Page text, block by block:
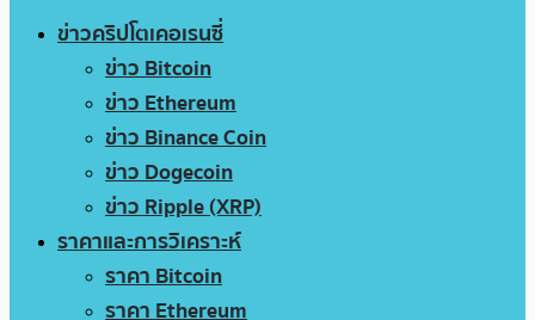
ข่าวคริปโตเคอเรนซี่
ข่าว Bitcoin
ข่าว Ethereum
ข่าว Binance Coin
ข่าว Dogecoin
ข่าว Ripple (XRP)
ราคาและการวิเคราะห์
ราคา Bitcoin
ราคา Ethereum